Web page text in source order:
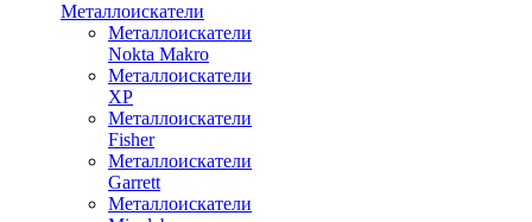
Металлоискатели
Металлоискатели
Nokta Makro
Металлоискатели
XP
Металлоискатели
Fisher
Металлоискатели
Garrett
Металлоискатели